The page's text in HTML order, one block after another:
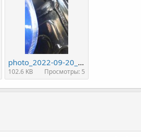
photo_2022-09-20_15-50-49.jpg
102.6 KB Просмотры: 5